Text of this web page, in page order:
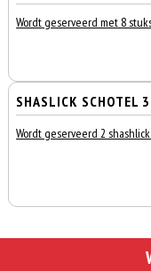
Wordt geserveerd met 8
SHASLICK SCHOTEL
Wordt geserveerd 2